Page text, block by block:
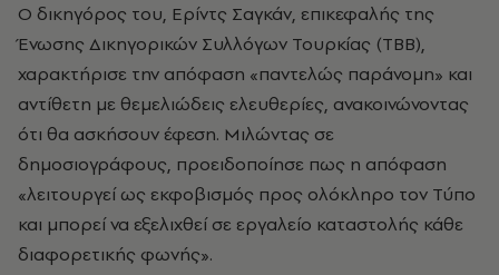
Ο δικηγόρος του, Ερίντς Σαγκάν, επικεφαλής της
Ένωσης Δικηγορικών Συλλόγων Τουρκίας (TBB),
χαρακτήρισε την απόφαση «παντελώς παράνομη» και
αντίθετη με θεμελιώδεις ελευθερίες, ανακοινώνοντας
ότι θα ασκήσουν έφεση. Μιλώντας σε
δημοσιογράφους, προειδοποίησε πως η απόφαση
«λειτουργεί ως εκφοβισμός προς ολόκληρο τον Τύπο
και μπορεί να εξελιχθεί σε εργαλείο καταστολής κάθε
διαφορετικής φωνής».